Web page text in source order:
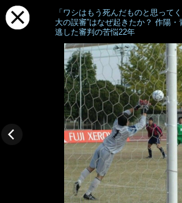
「ワシはもう死んだものと思って
大の誤審”はなぜ起きたか？ 作陽
逃した審判の苦悩22年